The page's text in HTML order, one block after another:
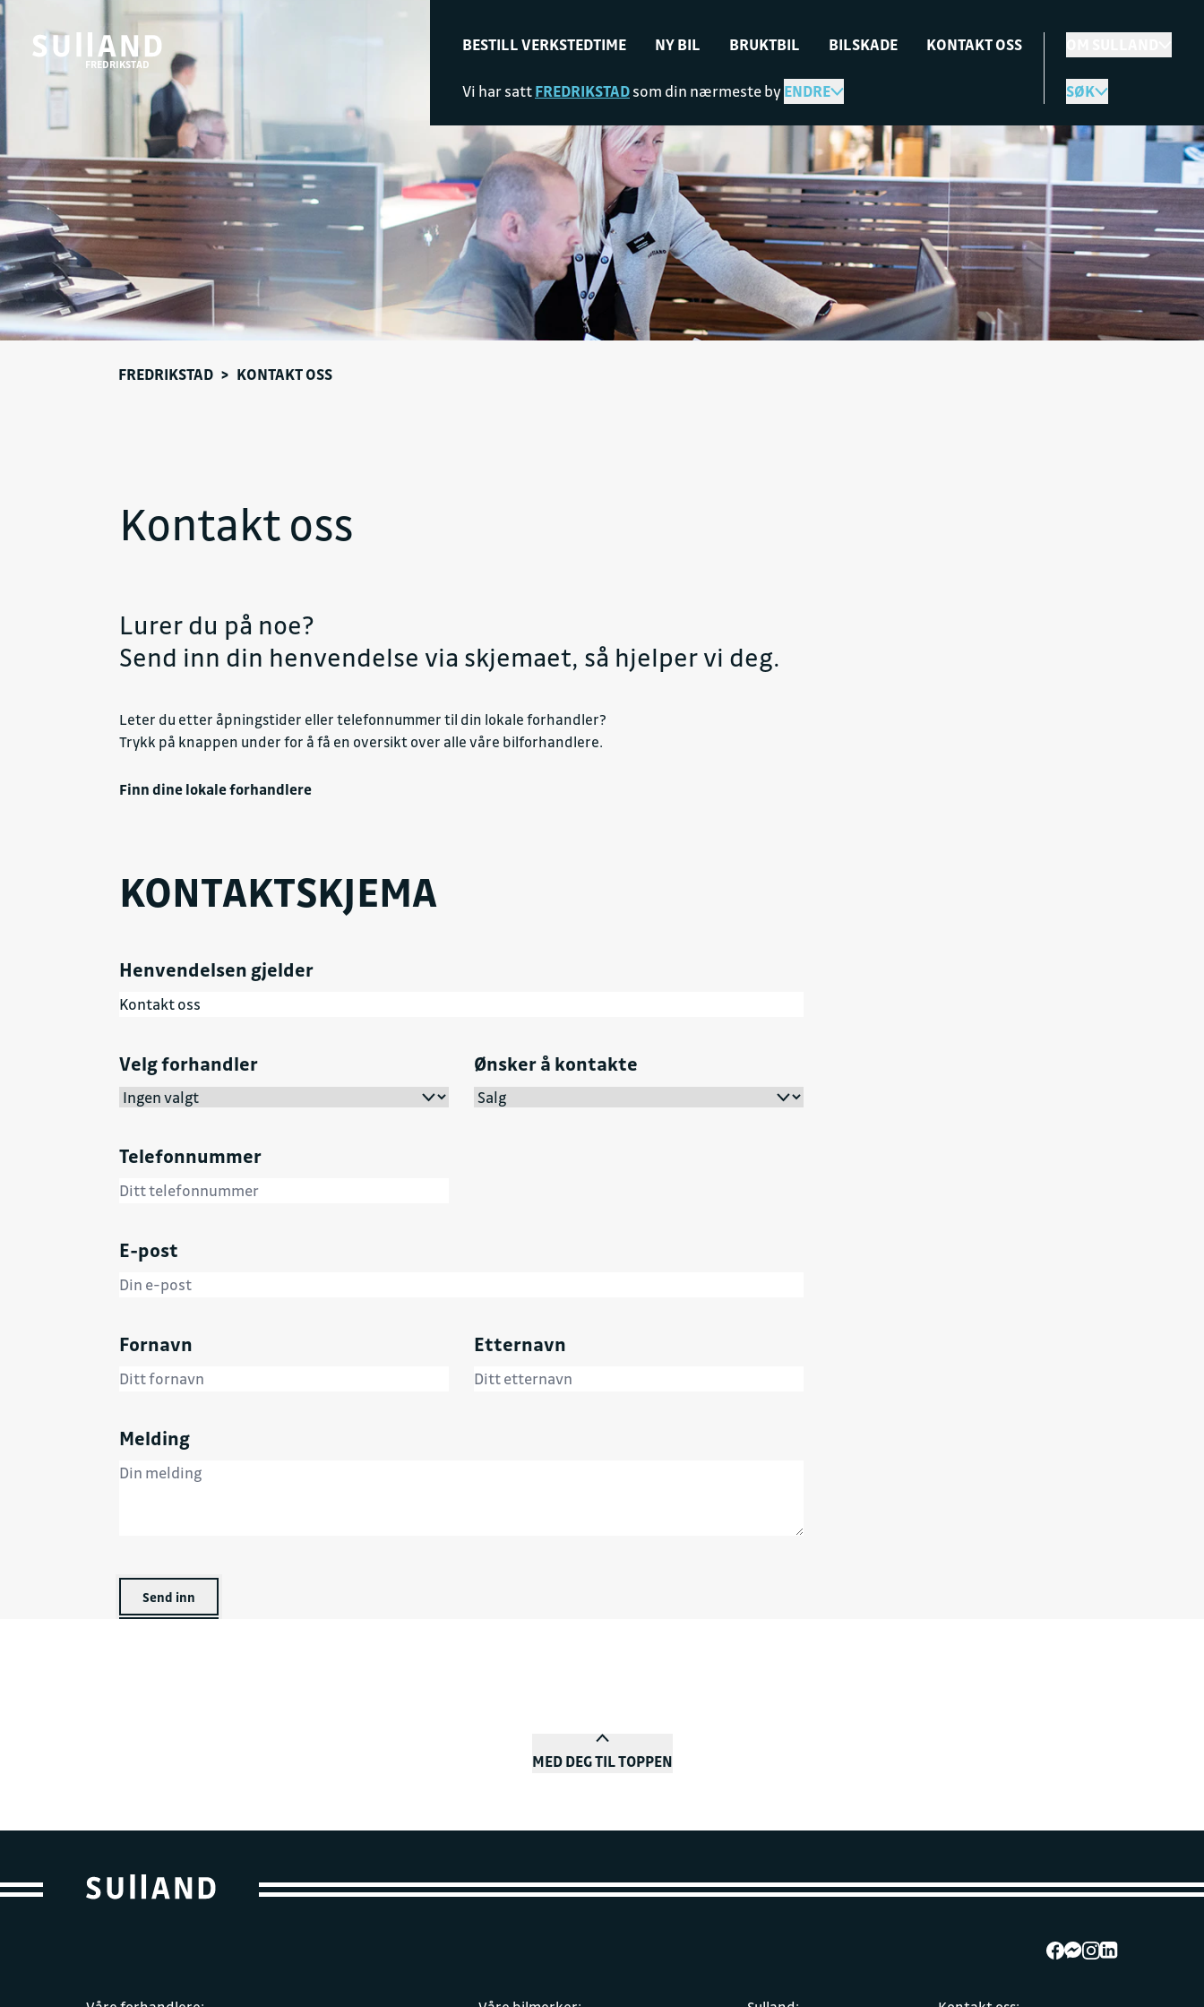
FREDRIKSTAD
BESTILL VERKSTEDTIME NY BIL BRUKTBIL BILSKADE KONTAKT OSS
Vi har sattFREDRIKSTADsom din nærmeste byENDRE SØK
FREDRIKSTAD > KONTAKT OSS
Kontakt oss
Lurer du på noe?
Send inn din henvendelse via skjemaet, så hjelper vi deg.
Leter du etter åpningstider eller telefonnummer til din lokale forhandler?
Trykk på knappen under for å få en oversikt over alle våre bilforhandlere.
Finn dine lokale forhandlere
KONTAKTSKJEMA
Henvendelsen gjelder
Velg forhandler Ønsker å kontakte
Telefonnummer
E-post
Fornavn Etternavn
Melding
Send inn
MED DEG TIL TOPPEN